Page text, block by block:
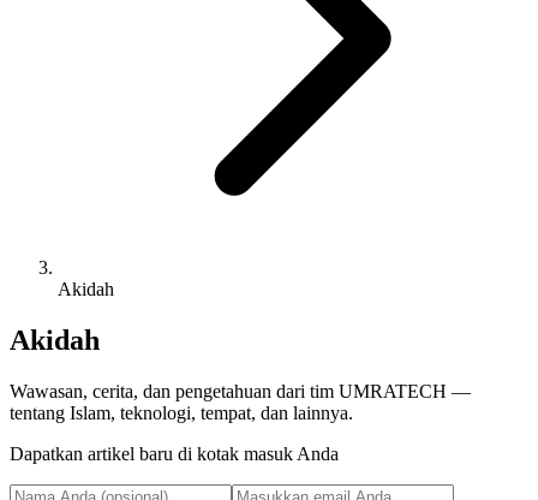
Akidah
Akidah
Wawasan, cerita, dan pengetahuan dari tim UMRATECH —
tentang Islam, teknologi, tempat, dan lainnya.
Dapatkan artikel baru di kotak masuk Anda